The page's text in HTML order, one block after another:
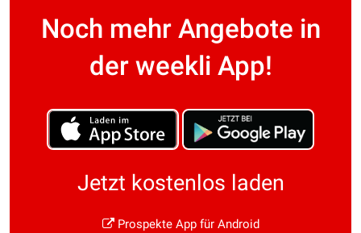
Noch mehr Angebote in
der weekli App!
Jetzt kostenlos laden
Prospekte App für Android